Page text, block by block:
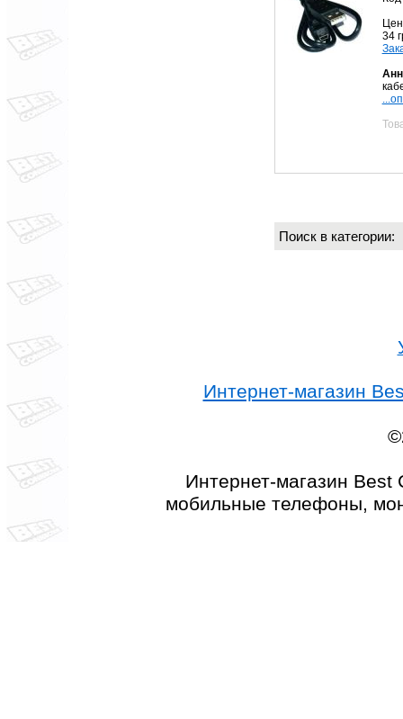
34
Поиск в
Интернет-магазин
Интернет-магазин Best
мобильные телефоны,